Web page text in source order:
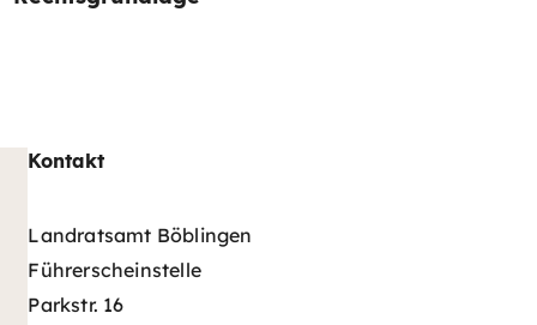
Kontakt
Landratsamt Böblingen
Führerscheinstelle
Parkstr. 16